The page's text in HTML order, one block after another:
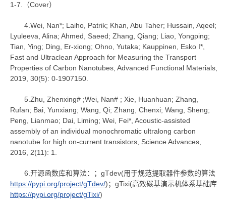
1-7.（Cover）
4.Wei, Nan*; Laiho, Patrik; Khan, Abu Taher; Hussain, Aqeel;
Lyuleeva, Alina; Ahmed, Saeed; Zhang, Qiang; Liao, Yongping;
Tian, Ying; Ding, Er-xiong; Ohno, Yutaka; Kauppinen, Esko I*,
Fast and Ultraclean Approach for Measuring the Transport
Properties of Carbon Nanotubes, Advanced Functional Materials,
2019, 30(5): 0-1907150.
5.Zhu, Zhenxing# ;Wei, Nan# ; Xie, Huanhuan; Zhang,
Rufan; Bai, Yunxiang; Wang, Qi; Zhang, Chenxi; Wang, Sheng;
Peng, Lianmao; Dai, Liming; Wei, Fei*, Acoustic-assisted
assembly of an individual monochromatic ultralong carbon
nanotube for high on-current transistors, Science Advances,
2016, 2(11): 1.
6.开源函数库和算法：；gTdev(用于规范提取器件参数的算法
https://pypi.org/project/gTdev/)；gTixi(高效碳基演示机体系基础库
https://pypi.org/project/gTixi/)